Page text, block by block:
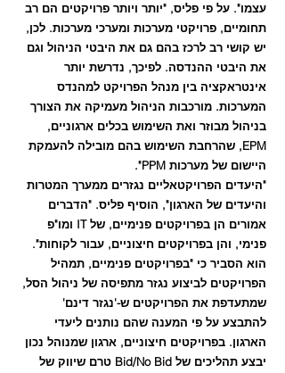
עצמו". על פי פליס, "יותר ויותר פרויקטים הם רב
תחומיים, פרויקטי מערכות ומערכי מערכות. לכן,
יש קושי רב לרכז בהם גם את היבטי הניהול וגם
את היבטי ההנדסה. לפיכך, נדרשת יותר
אינטראקציה בין מנהל הפרויקט למהנדס
המערכות. מורכבות הניהול מעמיקה את הצורך
בניהול מבוזר ואת השימוש בכלים ארגוניים,
EPM, שהרחבת השימוש בהם מובילה להעמקת
היישום של מערכות PPM".
"היעדים הפרויקטאליים נגזרים ממערך המטרות
והיעדים של הארגון", הוסיף פליס. "הדברים
אמורים הן בפרויקטים פנימיים, של IT ומו"פ
פנימי, והן בפרויקטים חיצוניים, עבור לקוחות".
הוא הסביר כי "בפרויקטים פנימיים, תמהיל
הפרויקטים לביצוע נגזר מתפיסה של ניהול הסל,
שמתעדפת את הפרויקטים ש-'נגזר דינם'
להתבצע על פי המענה שהם נותנים ליעדי
הארגון. בפרויקטים חיצוניים, ארגון שמנוהל נכון
יבצע תהליכים של Bid/No Bid טרם שיווק של